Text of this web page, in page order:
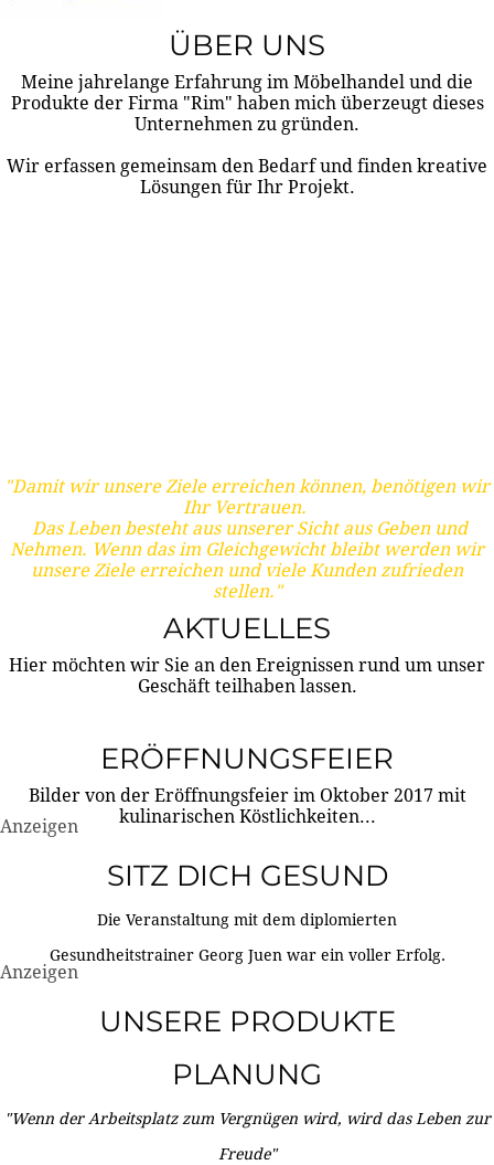
ÜBER UNS
Meine jahrelange Erfahrung im Möbelhandel und die
Produkte der Firma "Rim" haben mich überzeugt dieses
Unternehmen zu gründen.
Wir erfassen gemeinsam den Bedarf und finden kreative
Lösungen für Ihr Projekt.
"Damit wir unsere Ziele erreichen können, benötigen wir
Ihr Vertrauen.
Das Leben besteht aus unserer Sicht aus Geben und
Nehmen. Wenn das im Gleichgewicht bleibt werden wir
unsere Ziele erreichen und viele Kunden zufrieden
stellen."
AKTUELLES
Hier möchten wir Sie an den Ereignissen rund um unser
Geschäft teilhaben lassen.
ERÖFFNUNGSFEIER
Bilder von der Eröffnungsfeier im Oktober 2017 mit
kulinarischen Köstlichkeiten...
Anzeigen
SITZ DICH GESUND
Die Veranstaltung mit dem diplomierten
Gesundheitstrainer Georg Juen war ein voller Erfolg.
Anzeigen
UNSERE PRODUKTE
PLANUNG
"Wenn der Arbeitsplatz zum Vergnügen wird, wird das Leben zur
Freude"